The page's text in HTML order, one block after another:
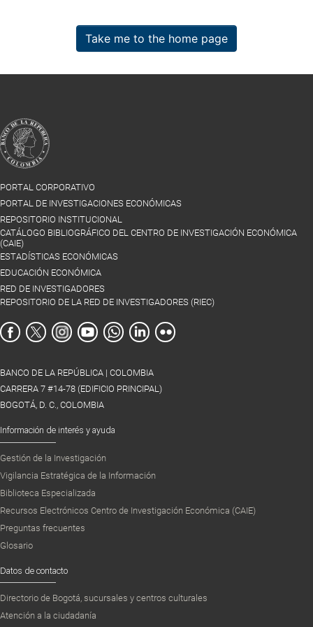
Take me to the home page
PORTAL CORPORATIVO
PORTAL DE INVESTIGACIONES ECONÓMICAS
REPOSITORIO INSTITUCIONAL
CATÁLOGO BIBLIOGRÁFICO DEL CENTRO DE INVESTIGACIÓN ECONÓMICA
(CAIE)
ESTADÍSTICAS ECONÓMICAS
EDUCACIÓN ECONÓMICA
RED DE INVESTIGADORES
REPOSITORIO DE LA RED DE INVESTIGADORES (RIEC)
BANCO DE LA REPÚBLICA | COLOMBIA
CARRERA 7 #14-78 (EDIFICIO PRINCIPAL)
BOGOTÁ, D. C., COLOMBIA
Información de interés y ayuda
Gestión de la Investigación
Vigilancia Estratégica de la Información
Biblioteca Especializada
Recursos Electrónicos Centro de Investigación Económica (CAIE)
Preguntas frecuentes
Glosario
Datos de contacto
Directorio de Bogotá, sucursales y centros culturales
Atención a la ciudadanía